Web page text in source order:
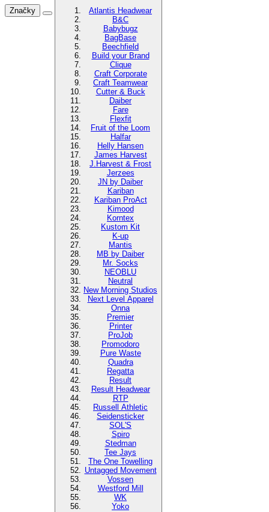
Značky
Atlantis Headwear
B&C
Babybugz
BagBase
Beechfield
Build your Brand
Clique
Craft Corporate
Craft Teamwear
Cutter & Buck
Daiber
Fare
Flexfit
Fruit of the Loom
Halfar
Helly Hansen
James Harvest
J.Harvest & Frost
Jerzees
JN by Daiber
Kariban
Kariban ProAct
Kimood
Korntex
Kustom Kit
K-up
Mantis
MB by Daiber
Mr. Socks
NEOBLU
Neutral
New Morning Studios
Next Level Apparel
Onna
Premier
Printer
ProJob
Promodoro
Pure Waste
Quadra
Regatta
Result
Result Headwear
RTP
Russell Athletic
Seidensticker
SOL'S
Spiro
Stedman
Tee Jays
The One Towelling
Untagged Movement
Vossen
Westford Mill
WK
Yoko